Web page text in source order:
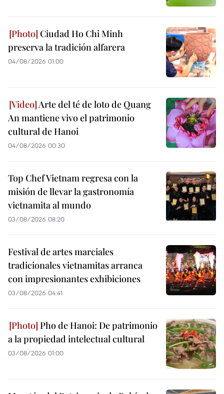
Ciudad Ho Chi Minh
preserva la tradición alfarera
04/08/2026 01:00
Arte del té de loto de Quang
An mantiene vivo el patrimonio
cultural de Hanoi
04/08/2026 00:30
Top Chef Vietnam regresa con la
misión de llevar la gastronomía
vietnamita al mundo
03/08/2026 08:20
Festival de artes marciales
tradicionales vietnamitas arranca
con impresionantes exhibiciones
03/08/2026 04:41
Pho de Hanoi: De patrimonio
a la propiedad intelectual cultural
03/08/2026 01:00